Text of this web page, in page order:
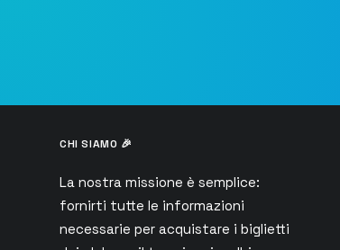
CHI SIAMO 🎉
La nostra missione è semplice:
fornirti tutte le informazioni
necessarie per acquistare i biglietti